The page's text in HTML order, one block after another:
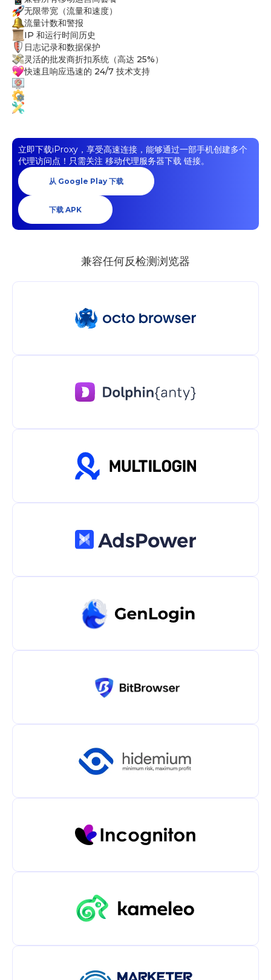
无限带宽（流量和速度）
流量计数和警报
IP 和运行时间历史
日志记录和数据保护
灵活的批发商折扣系统（高达 25%）
快速且响应迅速的 24/7 技术支持
立即下载iProxy，享受高速连接，能够通过一部手机创建多个
代理访问点！只需关注 移动代理服务器下载 链接。
从 Google Play 下载
下载 APK
兼容任何反检测浏览器